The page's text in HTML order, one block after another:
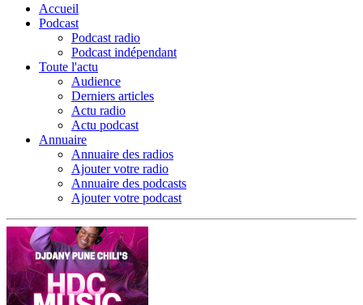
Accueil
Podcast
Podcast radio
Podcast indépendant
Toute l'actu
Audience
Derniers articles
Actu radio
Actu podcast
Annuaire
Annuaire des radios
Ajouter votre radio
Annuaire des podcasts
Ajouter votre podcast